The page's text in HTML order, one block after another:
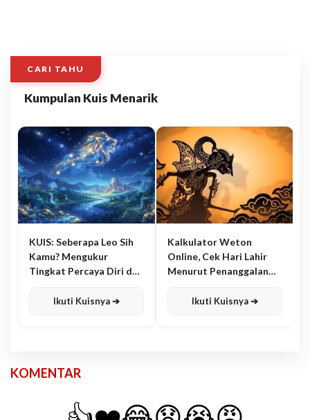
CARI TAHU
Kumpulan Kuis Menarik
KUIS: Seberapa Leo Sih
Kamu? Mengukur
Tingkat Percaya Diri dan
Ikuti Kuisnya ➔
Kalkulator Weton
Online, Cek Hari Lahir
Menurut Penanggalan
Ikuti Kuisnya ➔
KOMENTAR